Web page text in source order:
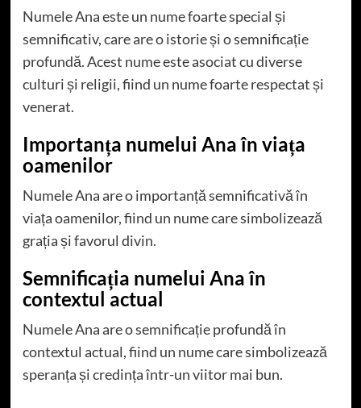
Numele Ana este un nume foarte special și
semnificativ, care are o istorie și o semnificație
profundă. Acest nume este asociat cu diverse
culturi și religii, fiind un nume foarte respectat și
venerat.
Importanța numelui Ana în viața
oamenilor
Numele Ana are o importanță semnificativă în
viața oamenilor, fiind un nume care simbolizează
grația și favorul divin.
Semnificația numelui Ana în
contextul actual
Numele Ana are o semnificație profundă în
contextul actual, fiind un nume care simbolizează
speranța și credința într-un viitor mai bun.